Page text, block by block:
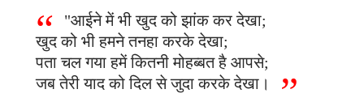
"आईने में भी खुद को झांक कर देखा;
खुद को भी हमने तनहा करके देखा;
पता चल गया हमें कितनी मोहब्बत है आपसे;
जब तेरी याद को दिल से जुदा करके देखा।